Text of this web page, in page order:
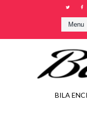
BILA